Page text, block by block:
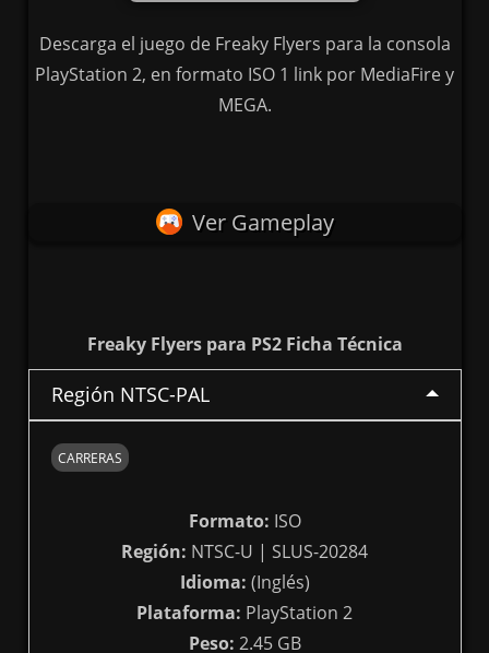
Descarga el juego de Freaky Flyers para la consola
PlayStation 2, en formato ISO 1 link por MediaFire y
MEGA.
Ver Gameplay
Freaky Flyers para PS2 Ficha Técnica
Región NTSC-PAL
CARRERAS
Formato: ISO
Región: NTSC-U | SLUS-20284
Idioma: (Inglés)
Plataforma: PlayStation 2
Peso: 2.45 GB